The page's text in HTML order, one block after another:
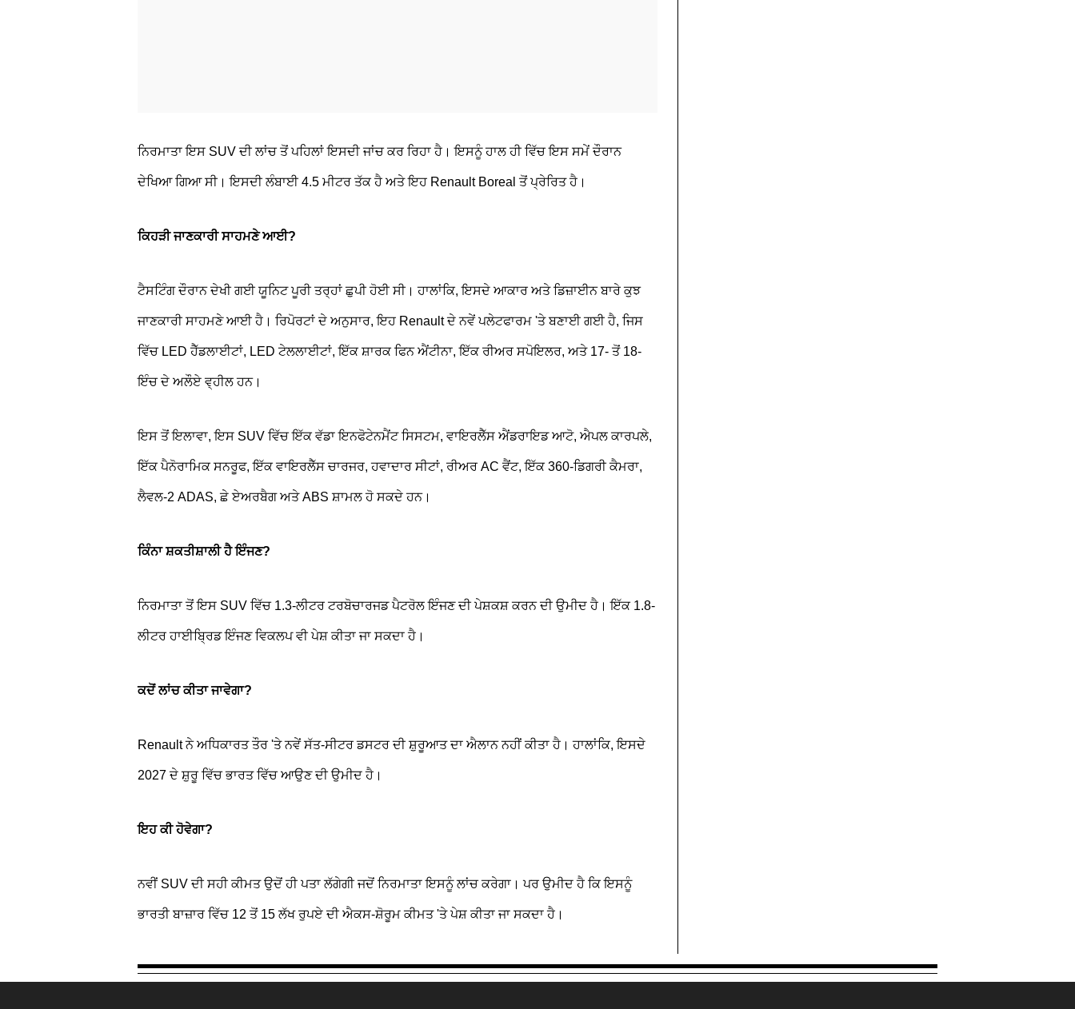
ਨਿਰਮਾਤਾ ਇਸ SUV ਦੀ ਲਾਂਚ ਤੋਂ ਪਹਿਲਾਂ ਇਸਦੀ ਜਾਂਚ ਕਰ ਰਿਹਾ ਹੈ। ਇਸਨੂੰ ਹਾਲ ਹੀ ਵਿੱਚ ਇਸ ਸਮੇਂ ਦੌਰਾਨ
ਦੇਖਿਆ ਗਿਆ ਸੀ। ਇਸਦੀ ਲੰਬਾਈ 4.5 ਮੀਟਰ ਤੱਕ ਹੈ ਅਤੇ ਇਹ Renault Boreal ਤੋਂ ਪ੍ਰੇਰਿਤ ਹੈ।
ਕਿਹੜੀ ਜਾਣਕਾਰੀ ਸਾਹਮਣੇ ਆਈ?
ਟੈਸਟਿੰਗ ਦੌਰਾਨ ਦੇਖੀ ਗਈ ਯੂਨਿਟ ਪੂਰੀ ਤਰ੍ਹਾਂ ਛੁਪੀ ਹੋਈ ਸੀ। ਹਾਲਾਂਕਿ, ਇਸਦੇ ਆਕਾਰ ਅਤੇ ਡਿਜ਼ਾਈਨ ਬਾਰੇ ਕੁਝ
ਜਾਣਕਾਰੀ ਸਾਹਮਣੇ ਆਈ ਹੈ। ਰਿਪੋਰਟਾਂ ਦੇ ਅਨੁਸਾਰ, ਇਹ Renault ਦੇ ਨਵੇਂ ਪਲੇਟਫਾਰਮ 'ਤੇ ਬਣਾਈ ਗਈ ਹੈ, ਜਿਸ
ਵਿੱਚ LED ਹੈੱਡਲਾਈਟਾਂ, LED ਟੇਲਲਾਈਟਾਂ, ਇੱਕ ਸ਼ਾਰਕ ਫਿਨ ਐਂਟੀਨਾ, ਇੱਕ ਰੀਅਰ ਸਪੋਇਲਰ, ਅਤੇ 17- ਤੋਂ 18-
ਇੰਚ ਦੇ ਅਲੌਏ ਵ੍ਹੀਲ ਹਨ।
ਇਸ ਤੋਂ ਇਲਾਵਾ, ਇਸ SUV ਵਿੱਚ ਇੱਕ ਵੱਡਾ ਇਨਫੋਟੇਨਮੈਂਟ ਸਿਸਟਮ, ਵਾਇਰਲੈੱਸ ਐਂਡਰਾਇਡ ਆਟੋ, ਐਪਲ ਕਾਰਪਲੇ,
ਇੱਕ ਪੈਨੋਰਾਮਿਕ ਸਨਰੂਫ, ਇੱਕ ਵਾਇਰਲੈੱਸ ਚਾਰਜਰ, ਹਵਾਦਾਰ ਸੀਟਾਂ, ਰੀਅਰ AC ਵੈਂਟ, ਇੱਕ 360-ਡਿਗਰੀ ਕੈਮਰਾ,
ਲੈਵਲ-2 ADAS, ਛੇ ਏਅਰਬੈਗ ਅਤੇ ABS ਸ਼ਾਮਲ ਹੋ ਸਕਦੇ ਹਨ।
ਕਿੰਨਾ ਸ਼ਕਤੀਸ਼ਾਲੀ ਹੈ ਇੰਜਣ?
ਨਿਰਮਾਤਾ ਤੋਂ ਇਸ SUV ਵਿੱਚ 1.3-ਲੀਟਰ ਟਰਬੋਚਾਰਜਡ ਪੈਟਰੋਲ ਇੰਜਣ ਦੀ ਪੇਸ਼ਕਸ਼ ਕਰਨ ਦੀ ਉਮੀਦ ਹੈ। ਇੱਕ 1.8-
ਲੀਟਰ ਹਾਈਬ੍ਰਿਡ ਇੰਜਣ ਵਿਕਲਪ ਵੀ ਪੇਸ਼ ਕੀਤਾ ਜਾ ਸਕਦਾ ਹੈ।
ਕਦੋਂ ਲਾਂਚ ਕੀਤਾ ਜਾਵੇਗਾ?
Renault ਨੇ ਅਧਿਕਾਰਤ ਤੌਰ 'ਤੇ ਨਵੇਂ ਸੱਤ-ਸੀਟਰ ਡਸਟਰ ਦੀ ਸ਼ੁਰੂਆਤ ਦਾ ਐਲਾਨ ਨਹੀਂ ਕੀਤਾ ਹੈ। ਹਾਲਾਂਕਿ, ਇਸਦੇ
2027 ਦੇ ਸ਼ੁਰੂ ਵਿੱਚ ਭਾਰਤ ਵਿੱਚ ਆਉਣ ਦੀ ਉਮੀਦ ਹੈ।
ਇਹ ਕੀ ਹੋਵੇਗਾ?
ਨਵੀਂ SUV ਦੀ ਸਹੀ ਕੀਮਤ ਉਦੋਂ ਹੀ ਪਤਾ ਲੱਗੇਗੀ ਜਦੋਂ ਨਿਰਮਾਤਾ ਇਸਨੂੰ ਲਾਂਚ ਕਰੇਗਾ। ਪਰ ਉਮੀਦ ਹੈ ਕਿ ਇਸਨੂੰ
ਭਾਰਤੀ ਬਾਜ਼ਾਰ ਵਿੱਚ 12 ਤੋਂ 15 ਲੱਖ ਰੁਪਏ ਦੀ ਐਕਸ-ਸ਼ੋਰੂਮ ਕੀਮਤ 'ਤੇ ਪੇਸ਼ ਕੀਤਾ ਜਾ ਸਕਦਾ ਹੈ।